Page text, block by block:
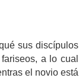
sus discípulos
a lo cual
el novio está